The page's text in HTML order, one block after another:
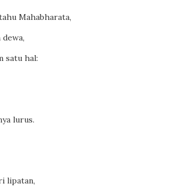
Mahabharata,
satu hal:
lurus.
lipatan,